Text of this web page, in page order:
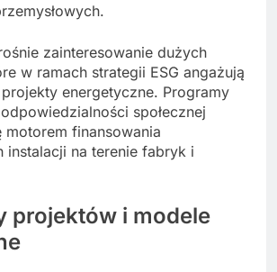
zainteresowanie dużych
w ramach strategii ESG angażują
projekty energetyczne. Programy
społecznej
motorem finansowania
instalacji na terenie fabryk i
projektów i modele